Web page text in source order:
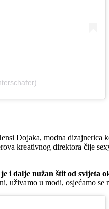
Dojaka, modna
kreativnog direktora čije
i dalje nužan štit od svijeta
uživamo u modi, osjećamo se